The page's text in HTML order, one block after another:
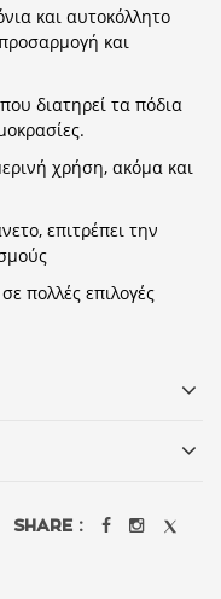
και αυτοκόλλητο
και
διατηρεί τα πόδια
χρήση, ακόμα και
επιτρέπει την
πολλές επιλογές
SHARE :